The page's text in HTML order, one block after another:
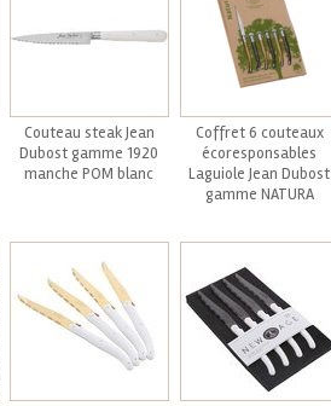
Couteau steak Jean
Dubost gamme 1920
manche POM blanc
Coffret 6 couteaux
écoresponsables
Laguiole Jean Dubost
gamme NATURA